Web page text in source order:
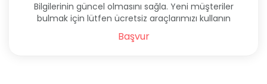
Giriş - Çıkış Saatleri
Anitta Otel girişleri 14.00 sonrası, çıkışları 12.00 öncesi
Bilgilerinin güncel olmasını sağla. Yeni müşteriler
bulmak için lütfen ücretsiz araçlarımızı kullanın
Başvur